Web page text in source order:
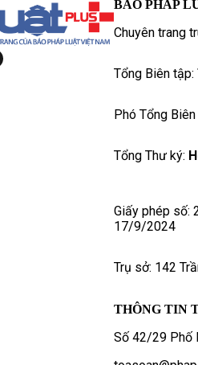
BÁO PHÁP
Chuyên trang
Tổng Biên tập:
Phó Tổng
Tổng Thư ký:
Giấy phép số:
17/9/2024
Trụ sở: 142
THÔNG TIN
Số 42/29 Phố